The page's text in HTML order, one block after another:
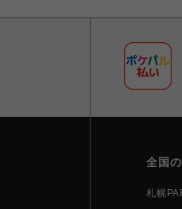
全国
札幌